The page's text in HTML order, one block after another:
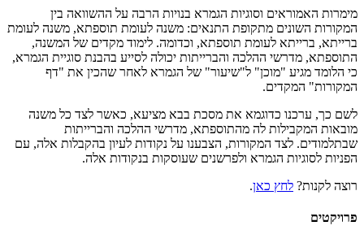
מימרות האמוראים וסוגיות הגמרא בנויות הרבה על ההשוואה בין
המקורות השונים מתקופת התנאים: משנה לעומת תוספתא, משנה לעומת
ברייתא, ברייתא לעומת תוספתא, וכדומה. לימוד מקדים של המשנה,
התוספתא, מדרשי ההלכה והברייתות יכולה לסייע בהבנת סוגיית הגמרא,
כי הלומד מגיע "מוכן" ל"שיעור" של הגמרא לאחר שהכין את "דף
המקורות" המקדים.
לשם כך, ערכנו כדוגמא את מסכת בבא מציעא, כאשר לצד כל משנה
מובאות המקבילות לה מהתוספתא, מדרשי ההלכה והברייתות
שבתלמודים. לצד המקורות, הצבענו על נקודות לעיון בהקבלות אלה, עם
הפניות לסוגיות הגמרא ולפרשנים שעוסקות בנקודות אלה.
רוצה לקנות? לחץ כאן.
פרויקטים